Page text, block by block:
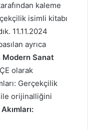
kaleme
isimli kitabı
11.11.2024
ayrıca
Modern Sanat
olarak
Gerçekçilik
ile orijinalliğini